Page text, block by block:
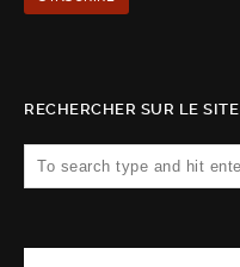
RECHERCHER SUR LE SITE